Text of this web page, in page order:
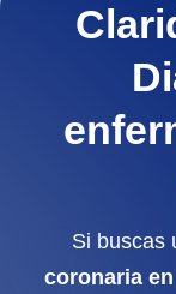
Si buscas
coronaria en